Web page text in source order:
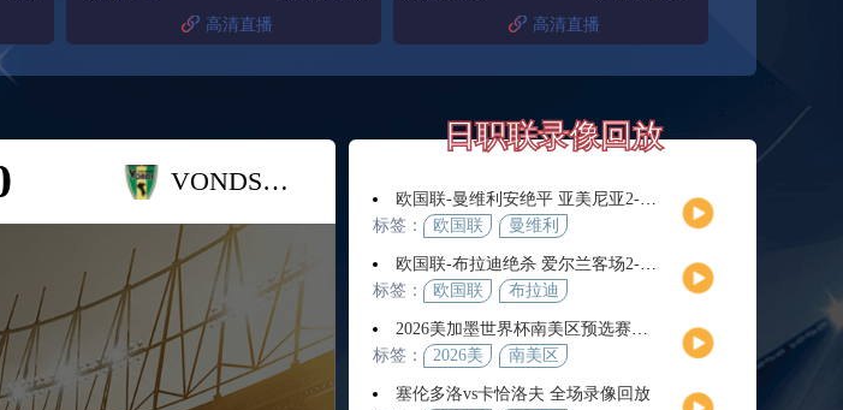
高清直播 高清直播
VONDS市原女足
日职联录像回放
欧国联-曼维利安绝平 亚美尼亚2-2法罗群岛
标签：
欧国联
曼维利
欧国联-布拉迪绝杀 爱尔兰客场2-1逆转芬兰
标签：
欧国联 布拉迪
2026美加墨世界杯南美区预选赛第9轮全场集锦
标签：
2026美
界杯
南美区
塞伦多洛vs卡恰洛夫 全场录像回放